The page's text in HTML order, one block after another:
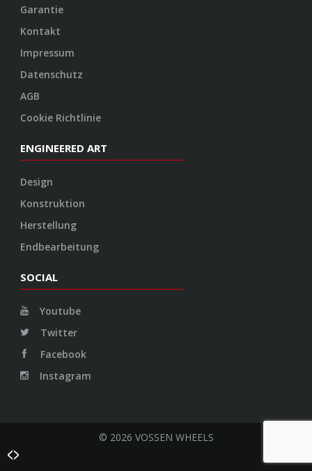
Garantie
Kontakt
Impressum
Datenschutz
AGB
Cookie Richtlinie
ENGINEERED ART
Design
Konstruktion
Herstellung
Endbearbeitung
SOCIAL
Youtube
Twitter
Facebook
Instagram
© 2026 VOSSEN WHEELS